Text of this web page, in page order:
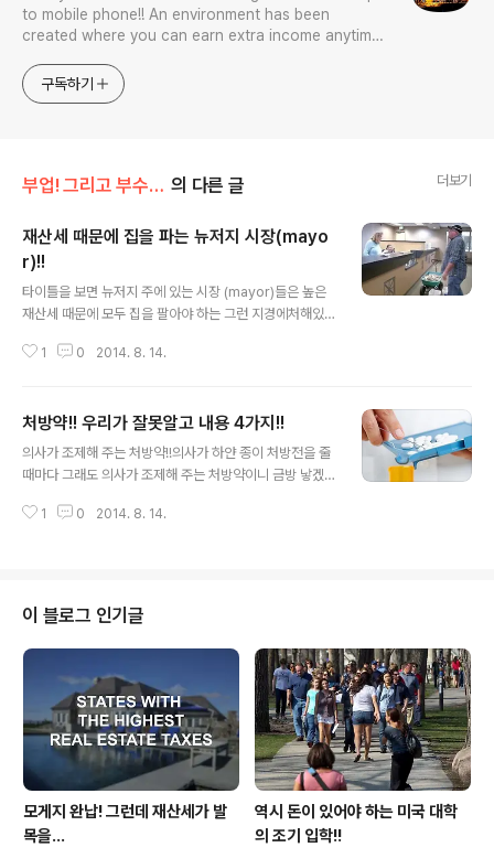
to mobile phone!! An environment has been
created where you can earn extra income anytime,
competition. Now let’s turn our eyes to the world!
You can enter
구독하기
부업! 그리고 부수입!! 의 다른 글 더보기
재산세 때문에 집을 파는 뉴저지 시장(mayo
r)!!
타이틀을 보면 뉴저지 주에 있는 시장 (mayor)들은 높은
재산세 때문에 모두 집을 팔아야 하는 그런 지경에처해있
이틀 입니다만 제목에 모든 것을 나타내려다 보니너무 제
율에 맞추어 증세를 하려다소유주의 거센 반발로 뜻을 이
루지 못한 경우가 있는데요.... 미국은 본인의 인컴에 따라
집을 구입하는 경향이농후한 나라라 지역에 차등은 있지만
니다.그런데 여기에 Mello Roo라는 지역 개발 부담금인
1 0 2014. 8. 14.
처방약!! 우리가 잘못알고 내용 4가지!!
의사가 조제해 주는 처방약!!의사가 하얀 종이 처방전을 줄
때마다 그래도 의사가 조제해 주는 처방약이니 금방 낳겠
둘째치고 우리가 일반적으로 알고있는 브랜드 처방약이 제
사실은 우리가 일반적을 그럴 것이다!! 라고 생각을 하여 그
냥 대수롭게 넘기고 무심하게 생각을 하고매번 의료비가
가중이 될때마다 미국의 의료 정책을 탓하는 그런 모순을
보이기도 합니다. 여기서 모순이라 함은 의료비의 과다 지
출을 의사의 진료나 수술에서만 찿을게 아니라 평소 본인
이 드시는 처방약으로 소요되는 비용이더 많다는..
1 0 2014. 8. 14.
이 블로그 인기글
모게지 완납! 그런데 재산세가 발
목을...
역시 돈이 있어야 하는 미국 대학
의 조기 입학!!